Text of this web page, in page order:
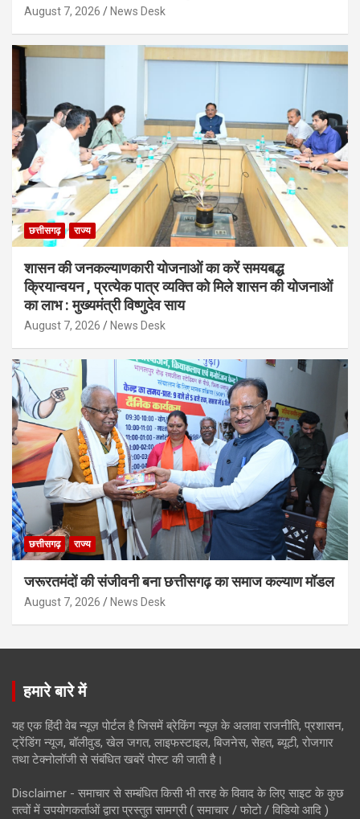
August 7, 2026 News Desk
छत्तीसगढ़ राज्य
शासन की जनकल्याणकारी योजनाओं का करें समयबद्ध
क्रियान्वयन , प्रत्येक पात्र व्यक्ति को मिले शासन की योजनाओं
का लाभ : मुख्यमंत्री विष्णुदेव साय
August 7, 2026 News Desk
छत्तीसगढ़ राज्य
जरूरतमंदों की संजीवनी बना छत्तीसगढ़ का समाज कल्याण मॉडल
August 7, 2026 News Desk
हमारे बारे में
यह एक हिंदी वेब न्यूज़ पोर्टल है जिसमें ब्रेकिंग न्यूज़ के अलावा राजनीति, प्रशासन,
ट्रेंडिंग न्यूज, बॉलीवुड, खेल जगत, लाइफस्टाइल, बिजनेस, सेहत, ब्यूटी, रोजगार
तथा टेक्नोलॉजी से संबंधित खबरें पोस्ट की जाती है।
Disclaimer - समाचार से सम्बंधित किसी भी तरह के विवाद के लिए साइट के कुछ
तत्वों में उपयोगकर्ताओं द्वारा प्रस्तुत सामग्री ( समाचार / फोटो / विडियो आदि )